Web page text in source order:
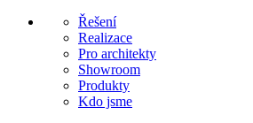
Řešení
Realizace
Pro architekty
Showroom
Produkty
Kdo jsme